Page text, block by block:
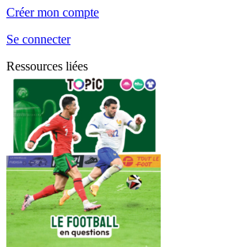
Créer mon compte
Se connecter
Ressources liées